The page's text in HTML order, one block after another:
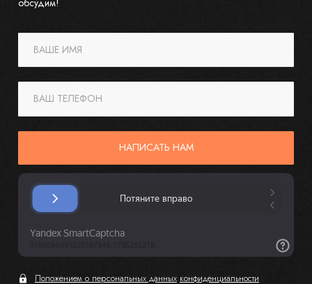
обсудим!
ВАШЕ ИМЯ
ВАШ ТЕЛЕФОН
НАПИСАТЬ НАМ
Положением о персональных данных конфиденциальности